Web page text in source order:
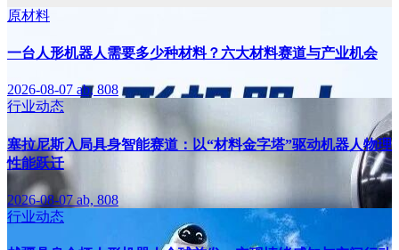
原材料
一台人形机器人需要多少种材料？六大材料赛道与产业机会
2026-08-07 ab, 808
行业动态
塞拉尼斯入局具身智能赛道：以“材料金字塔”驱动机器人物理
性能跃迁
2026-08-07 ab, 808
行业动态